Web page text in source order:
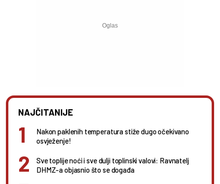
NAJČITANIJE
Nakon paklenih temperatura stiže dugo očekivano
osvježenje!
Sve toplije noći i sve dulji toplinski valovi: Ravnatelj
DHMZ-a objasnio što se događa